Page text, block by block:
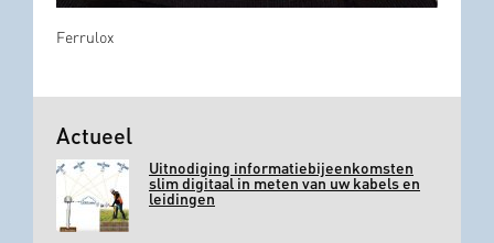
Ferrulox
Actueel
Uitnodiging informatiebijeenkomsten
slim digitaal in meten van uw kabels en
leidingen